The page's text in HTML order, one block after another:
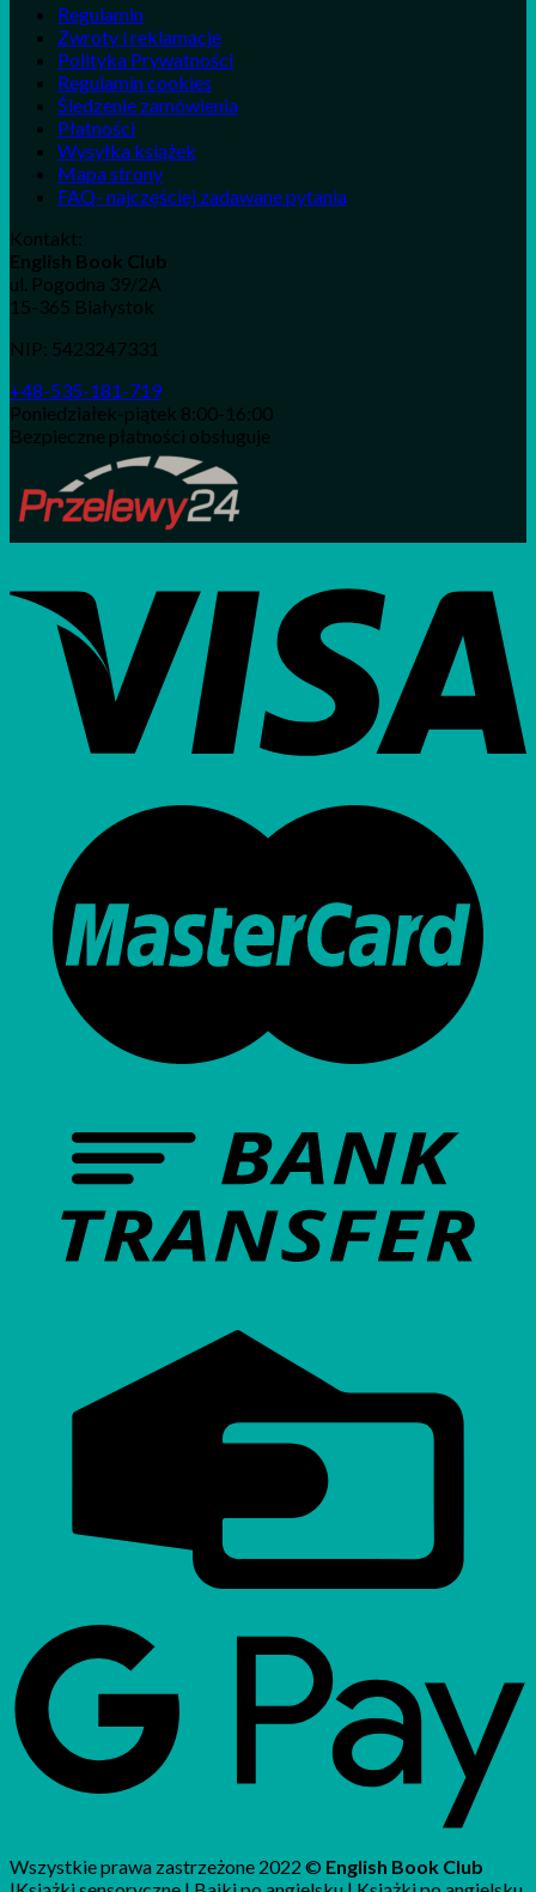
Regulamin
Zwroty i reklamacje
Polityka Prywatności
Regulamin cookies
Śledzenie zamówienia
Płatności
Wysyłka książek
Mapa strony
FAQ- najczęściej zadawane pytania
Kontakt:
English Book Club
ul. Pogodna 39/2A
15-365 Białystok
NIP: 5423247331
+48-535-181-719
Poniedziałek-piątek 8:00-16:00
Bezpieczne płatności obsługuje
Wszystkie prawa zastrzeżone 2022 © English Book Club